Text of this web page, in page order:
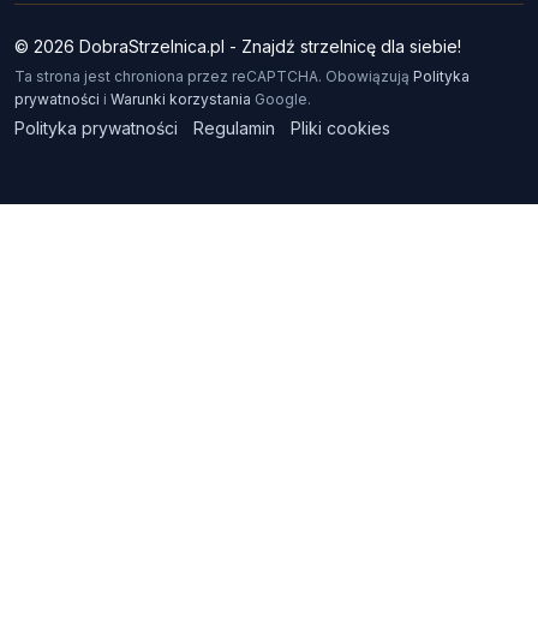
© 2026 DobraStrzelnica.pl - Znajdź strzelnicę dla siebie!
Ta strona jest chroniona przez reCAPTCHA. Obowiązują Polityka
prywatności i Warunki korzystania Google.
Polityka prywatności Regulamin Pliki cookies